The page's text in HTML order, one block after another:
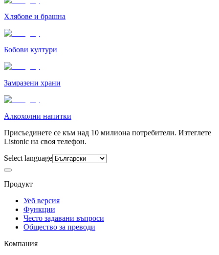
Хлябове и брашна
Бобови култури
Замразени храни
Алкохолни напитки
Присъединете се към над 10 милиона потребители. Изтеглете
Listonic на своя телефон.
Select language
Продукт
Уеб версия
Функции
Често задавани въпроси
Общество за преводи
Компания